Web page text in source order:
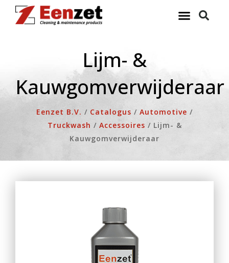
naar
Lijm- &
Kauwgomverwijderaar
Eenzet B.V. / Catalogus / Automotive /
Truckwash / Accessoires / Lijm- &
Kauwgomverwijderaar